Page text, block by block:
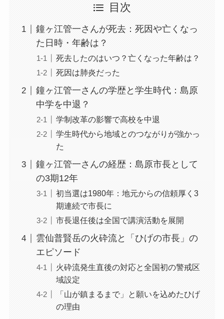
目次
鐘ヶ江管一さんが死去：死因や亡くなっ
た日時・年齢は？
死去したのはいつ？亡くなった年齢は？
死因は肺炎だった
鐘ヶ江管一さんの学歴と学生時代：島原
中学を中退？
学制改革の影響で高校を中退
学生時代から地域とのつながりが強かっ
た
鐘ヶ江管一さんの経歴：島原市長として
の3期12年
初当選は1980年：地元からの信頼厚く3
期連続で市長に
市長退任後は全国で講演活動を展開
雲仙普賢岳の火砕流と「ひげの市長」の
エピソード
火砕流発生直後の対応と全国初の警戒区
域設定
「山が鎮まるまで」と願いを込めたひげ
の理由